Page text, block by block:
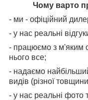
Чому варто
- ми - офіційний
- у нас реальні
- працюємо з м'яким
нього все;
- надаємо
видів (різної
- у нас реальні фото